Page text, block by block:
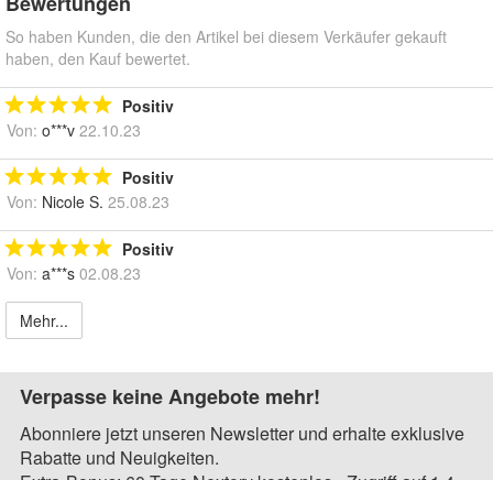
So haben Kunden, die den Artikel bei diesem Verkäufer gekauft
haben, den Kauf bewertet.
Positiv
Von: o***v 22.10.23
Positiv
Von: Nicole S. 25.08.23
Positiv
Von: a***s 02.08.23
Mehr...
Verpasse keine Angebote mehr!
Abonniere jetzt unseren Newsletter und erhalte exklusive
Rabatte und Neuigkeiten.